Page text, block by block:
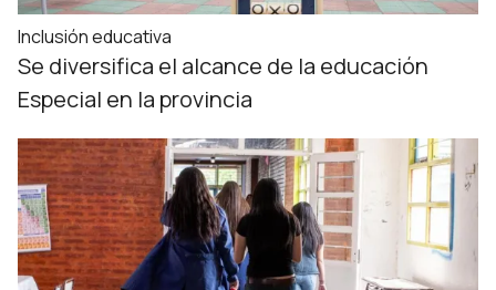
Inclusión educativa
Se diversifica el alcance de la educación
Especial en la provincia